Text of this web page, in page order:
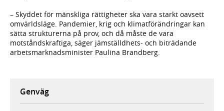
– Skyddet för mänskliga rättigheter ska vara starkt oavsett
omvärldsläge. Pandemier, krig och klimatförändringar kan
sätta strukturerna på prov, och då måste de vara
motståndskraftiga, säger jämställdhets- och biträdande
arbetsmarknadsminister Paulina Brandberg.
Genväg